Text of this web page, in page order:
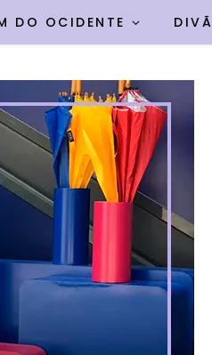
DO OCIDENTE DIVÃ